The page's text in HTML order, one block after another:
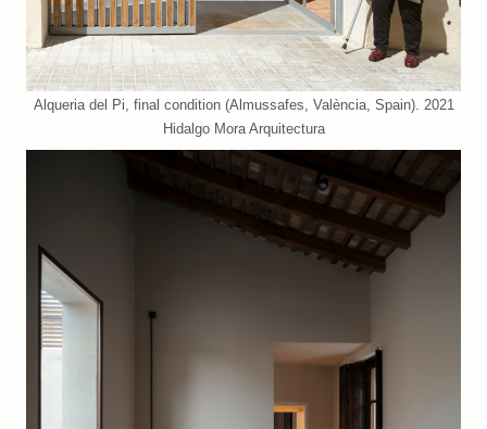
Alqueria del Pi, final condition (Almussafes, València, Spain). 2021
Hidalgo Mora Arquitectura